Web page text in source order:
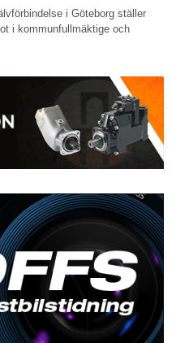
i Göteborg ställer
i kommunfullmäktige och